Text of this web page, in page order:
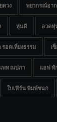
ดวง พยากรณ์อา
หุ่นดี อวดหุ่
รอดเที่ยงธรรม เ
พท ณปภา แอฟ ทั
ใบเฟิร์น พิมพ์ชนก